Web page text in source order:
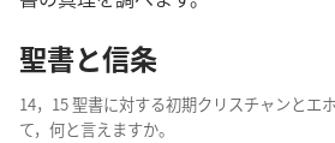
聖書と信条
14，15 聖書に対する初期クリスチャンとエ
て，何と言えますか。